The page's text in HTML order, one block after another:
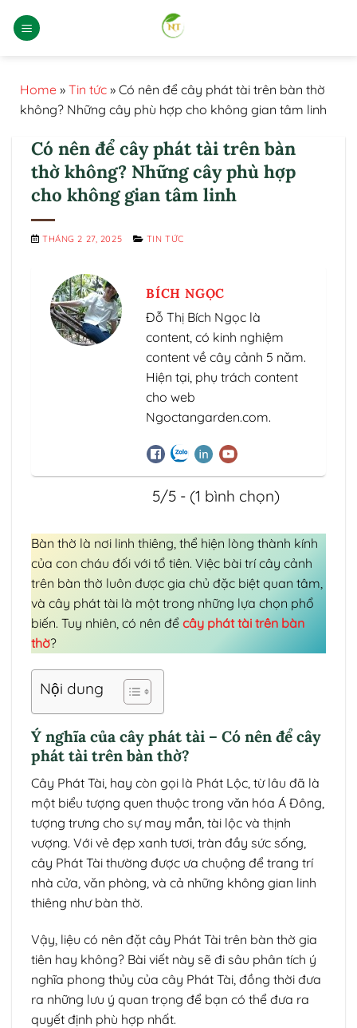
qua
Home » Tin tức » Có nên để cây phát tài trên bàn thờ
không? Những cây phù hợp cho không gian tâm linh
Có nên để cây phát tài trên bàn
thờ không? Những cây phù hợp
cho không gian tâm linh
THÁNG 2 27, 2025 TIN TỨC
BÍCH NGỌC
Đỗ Thị Bích Ngọc là
content, có kinh nghiệm
content về cây cảnh 5 năm.
Hiện tại, phụ trách content
cho web
Ngoctangarden.com.
5/5 - (1 bình chọn)
Bàn thờ là nơi linh thiêng, thể hiện lòng thành kính
của con cháu đối với tổ tiên. Việc bài trí cây cảnh
trên bàn thờ luôn được gia chủ đặc biệt quan tâm,
và cây phát tài là một trong những lựa chọn phổ
biến. Tuy nhiên, có nên để cây phát tài trên bàn
thờ?
Nội dung
Ý nghĩa của cây phát tài – Có nên để cây
phát tài trên bàn thờ?
Cây Phát Tài, hay còn gọi là Phát Lộc, từ lâu đã là
một biểu tượng quen thuộc trong văn hóa Á Đông,
tượng trưng cho sự may mắn, tài lộc và thịnh
vượng. Với vẻ đẹp xanh tươi, tràn đầy sức sống,
cây Phát Tài thường được ưa chuộng để trang trí
nhà cửa, văn phòng, và cả những không gian linh
thiêng như bàn thờ.
Vậy, liệu có nên đặt cây Phát Tài trên bàn thờ gia
tiên hay không? Bài viết này sẽ đi sâu phân tích ý
nghĩa phong thủy của cây Phát Tài, đồng thời đưa
ra những lưu ý quan trọng để bạn có thể đưa ra
quyết định phù hợp nhất.